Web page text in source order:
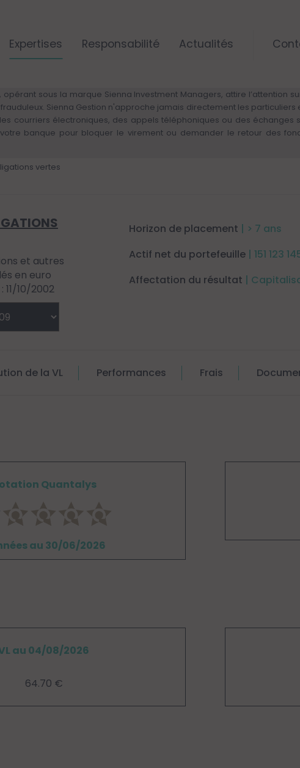
Expertises Responsabilité Actualités
opérant sous la marque Sienna Investment Managers, attire l’attention
Sienna Gestion n'approche jamais directement les
courriers électroniques, des appels téléphoniques ou des échanges
banque pour bloquer le virement ou demander le retour des
vertes
et autres
en euro
10/2002
Horizon de placement | > 7 ans
Actif net du portefeuille | 151 123
Affectation du résultat |
de la VL Performances Frais
Quantalys
au 30/06/2026
au 04/08/2026
64.70 €